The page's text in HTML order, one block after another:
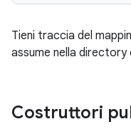
Tieni traccia del
assume nella directory
Costruttori